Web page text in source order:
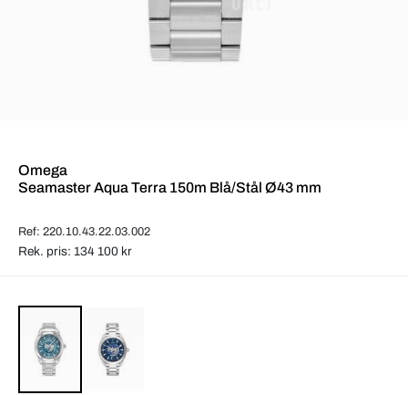
Omega
Seamaster Aqua Terra 150m Blå/Stål Ø43 mm
Ref: 220.10.43.22.03.002
Rek. pris: 134 100 kr